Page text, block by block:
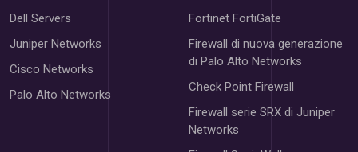
Dell Servers
Juniper Networks
Cisco Networks
Palo Alto Networks
Fortinet FortiGate
Firewall di nuova generazione
di Palo Alto Networks
Check Point Firewall
Firewall serie SRX di Juniper
Networks